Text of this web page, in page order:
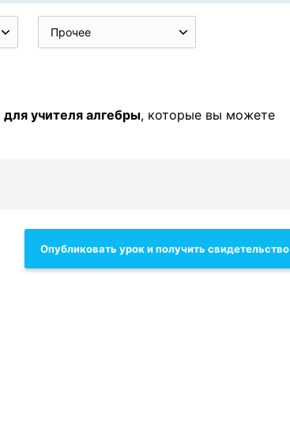
Прочее
для учителя алгебры, которые вы можете
Опубликовать урок и получить свидетельство